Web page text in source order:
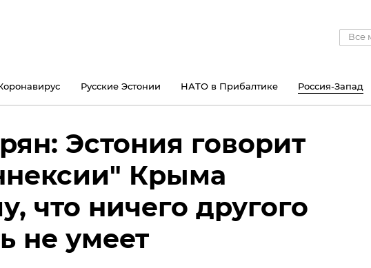
Все
Русские Эстонии НАТО в Прибалтике Россия-Запад
Эстония говорит
Крыма
что ничего другого
не умеет